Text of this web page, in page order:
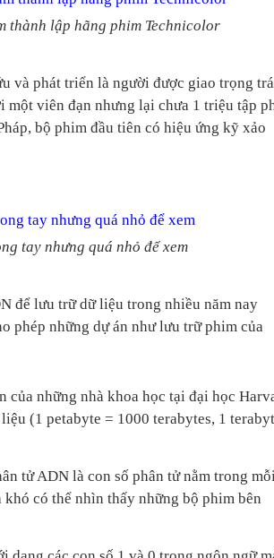
thành lập hãng phim Technicolor
và phát triển là người được giao trọng
viên đạn nhưng lại chưa 1 triệu tập
bộ phim đầu tiên có hiệu ứng kỹ xảo
tay nhưng quá nhỏ để xem
để lưu trữ dữ liệu trong nhiều năm nay
phép những dự án như lưu trữ phim của
của những nhà khoa học tại đại học
(1 petabyte = 1000 terabytes, 1
tử ADN là con số phân tử nằm trong
có thể nhìn thấy những bộ phim bên